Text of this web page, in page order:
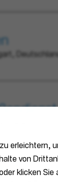
erleichtern,
von
klicken Sie